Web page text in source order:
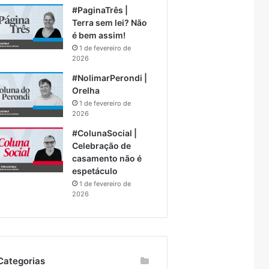
#PaginaTrês |
Terra sem lei? Não
é bem assim!
1 de fevereiro de
2026
#NolimarPerondi |
Orelha
1 de fevereiro de
2026
#ColunaSocial |
Celebração de
casamento não é
espetáculo
1 de fevereiro de
2026